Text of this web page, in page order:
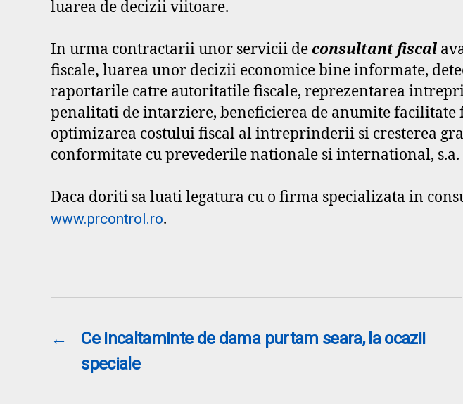
luarea de decizii viitoare.
In urma contractarii unor servicii deconsultant fiscal
fiscale, luarea unor decizii economice bine informate,
raportarile catre autoritatile fiscale, reprezentarea
penalitati de intarziere, beneficierea de anumite
optimizarea costului fiscal al intreprinderii si cresterea
conformitate cu prevederile nationale si international, s.a.
Daca doriti sa luati legatura cu o firma specializata in
www.prcontrol.ro.
←
Ce incaltaminte de dama purtam seara, la ocazii
speciale